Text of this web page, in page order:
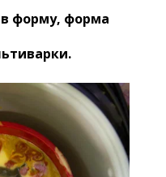
форму, форма